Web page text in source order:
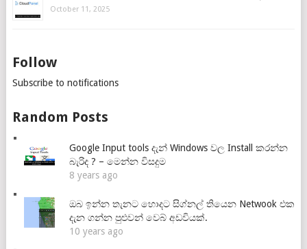
October 11, 2025
Follow
Subscribe to notifications
Random Posts
Google Input tools දැන් Windows වල Install කරන්න
බැරිද ? – මෙන්න විසදුම
8 years ago
ඔබ ඉන්න තැනට හොදට සිග්නල් තියෙන Netwook එක
දැන ගන්න පුළුවන් වෙබ් අඩවියක්.
10 years ago